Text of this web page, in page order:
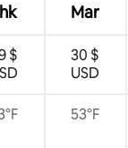
Mar
$
30 $
USD
53°F